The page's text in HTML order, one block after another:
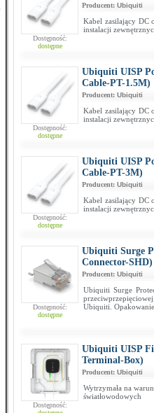
Dostępność:
dostępne
Producent: Ubiquiti
Kabel zasilający DC
instalacji
Dostępność:
dostępne
Ubiquiti UISP
Cable-PT-1.5M)
Producent: Ubiquiti
Kabel zasilający DC
instalacji
Dostępność:
dostępne
Ubiquiti UISP
Cable-PT-3M)
Producent: Ubiquiti
Kabel zasilający DC
instalacji
Dostępność:
dostępne
Ubiquiti Surge
Connector-SHD)
Producent: Ubiquiti
Ubiquiti Surge
Ubiquiti.
Dostępność:
Ubiquiti UISP
Terminal-Box)
Producent: Ubiquiti
Wytrzymała na
światłowodowych